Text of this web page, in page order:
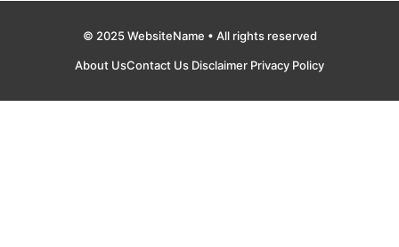
© 2025 WebsiteName • All rights reserved
About UsContact Us Disclaimer Privacy Policy